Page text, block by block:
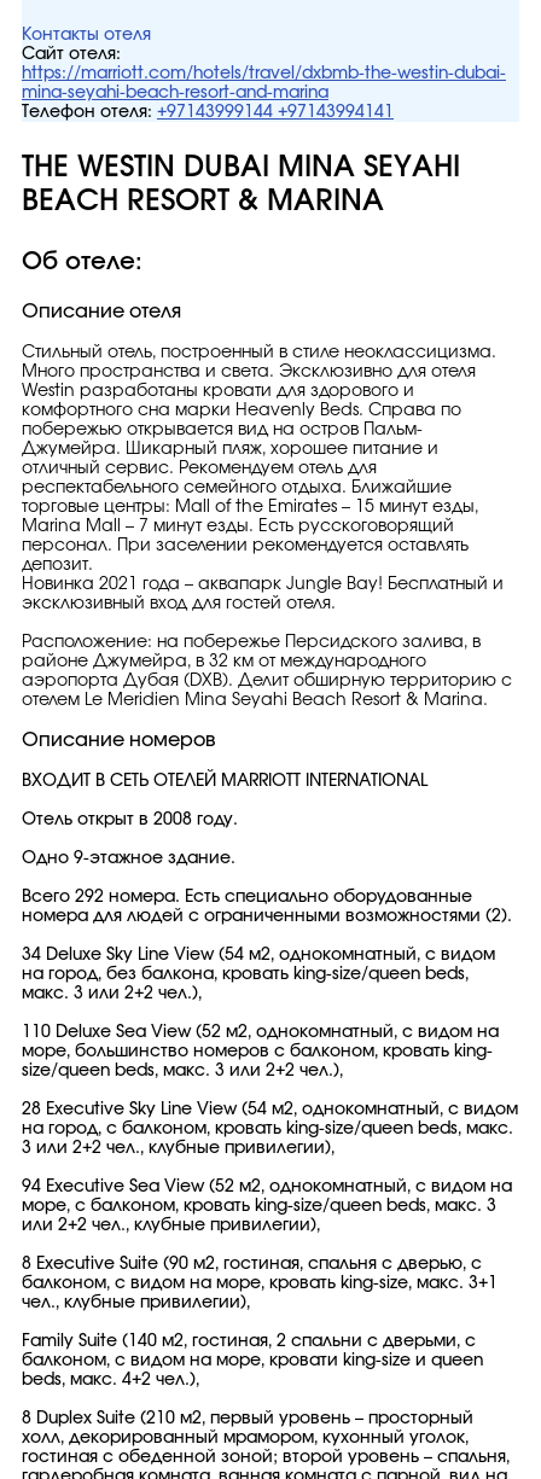
Контакты отеля
Сайт отеля:
https://marriott.com/hotels/travel/dxbmb-the-westin-dubai-
mina-seyahi-beach-resort-and-marina
Телефон отеля: +97143999144 +97143994141
THE WESTIN DUBAI MINA SEYAHI
BEACH RESORT & MARINA
Об отеле:
Описание отеля
Стильный отель, построенный в стиле неоклассицизма.
Много пространства и света. Эксклюзивно для отеля
Westin разработаны кровати для здорового и
комфортного сна марки Heavenly Beds. Справа по
побережью открывается вид на остров Пальм-
Джумейра. Шикарный пляж, хорошее питание и
отличный сервис. Рекомендуем отель для
респектабельного семейного отдыха. Ближайшие
торговые центры: Mall of the Emirates – 15 минут езды,
Marina Mall – 7 минут езды. Есть русскоговорящий
персонал. При заселении рекомендуется оставлять
депозит.
Новинка 2021 года – аквапарк Jungle Bay! Бесплатный и
эксклюзивный вход для гостей отеля.
Расположение: на побережье Персидского залива, в
районе Джумейрa, в 32 км от международного
аэропорта Дубая (DXB). Делит обширную территорию с
отелем Le Meridien Mina Seyahi Beach Resort & Marina.
Описание номеров
ВХОДИТ В СЕТЬ ОТЕЛЕЙ MARRIOTT INTERNATIONAL
Отель открыт в 2008 году.
Одно 9-этажное здание.
Всего 292 номера. Есть специально оборудованные
номера для людей с ограниченными возможностями (2).
34 Deluxe Sky Line View (54 м2, однокомнатный, с видом
на город, без балкона, кровать king-size/queen beds,
макс. 3 или 2+2 чел.),
110 Deluxe Sea View (52 м2, однокомнатный, с видом на
море, большинство номеров с балконом, кровать king-
size/queen beds, макс. 3 или 2+2 чел.),
28 Executive Sky Line View (54 м2, однокомнатный, с видом
на город, с балконом, кровать king-size/queen beds, макс.
3 или 2+2 чел., клубные привилегии),
94 Executive Sea View (52 м2, однокомнатный, с видом на
море, с балконом, кровать king-size/queen beds, макс. 3
или 2+2 чел., клубные привилегии),
8 Executive Suite (90 м2, гостиная, спальня с дверью, с
балконом, с видом на море, кровать king-size, макс. 3+1
чел., клубные привилегии),
Family Suite (140 м2, гостиная, 2 спальни с дверьми, с
балконом, с видом на море, кровати king-size и queen
beds, макс. 4+2 чел.),
8 Duplex Suite (210 м2, первый уровень – просторный
холл, декорированный мрамором, кухонный уголок,
гостиная с обеденной зоной; второй уровень – спальня,